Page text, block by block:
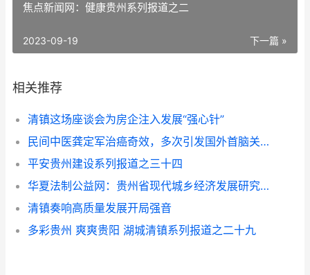
焦点新闻网：健康贵州系列报道之二
下一篇 »
2023-09-19
相关推荐
清镇这场座谈会为房企注入发展“强心针”
民间中医龚定军治癌奇效，多次引发国外首脑关注
平安贵州建设系列报道之三十四
华夏法制公益网：贵州省现代城乡经济发展研究院系列报道之一
清镇奏响高质量发展开局强音
多彩贵州 爽爽贵阳 湖城清镇系列报道之二十九